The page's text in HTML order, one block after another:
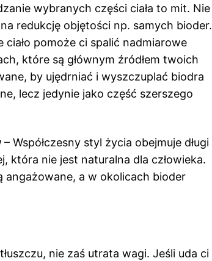
wybranych części ciała to mit. Nie
redukcję objętości np. samych bioder.
ciało pomoże ci spalić nadmiarowe
które są głównym źródłem twoich
by ujędrniać i wyszczuplać biodra
lecz jedynie jako część szerszego
– Współczesny styl życia obejmuje długi
która nie jest naturalna dla człowieka.
angażowane, a w okolicach bioder
nie zaś utrata wagi. Jeśli uda ci